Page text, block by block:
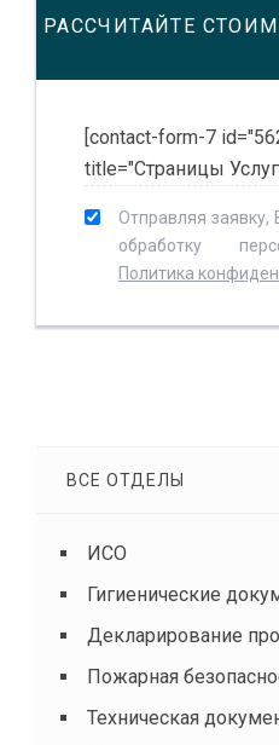
РАССЧИТАЙТЕ
[contact-form-7
title="Страницы
Отправляя
обработку
Политика
ВСЕ ОТДЕЛЫ
ИСО
Гигиенические
Декларирование
Пожарная
Техническая